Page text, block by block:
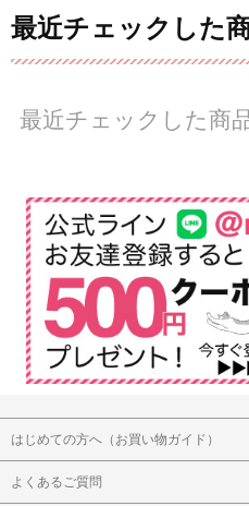
最近チェックした
最近チェックした商
はじめての方へ（お買い物ガイド）
よくあるご質問